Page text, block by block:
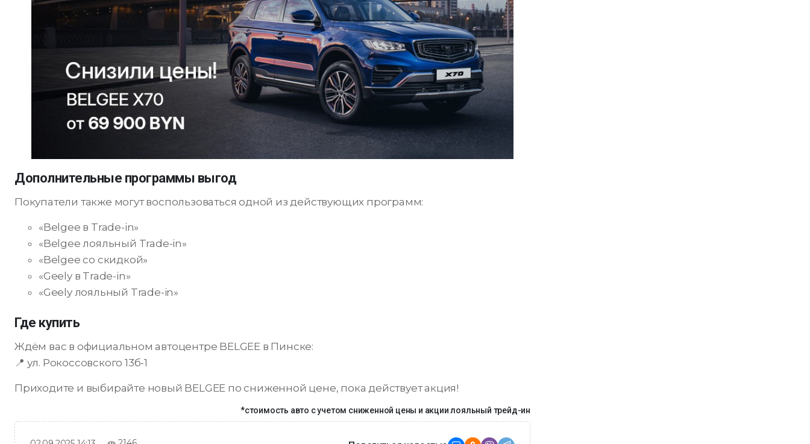
Дополнительные программы выгод
Покупатели также могут воспользоваться одной из действующих программ:
«Belgee в Trade-in»
«Belgee лояльный Trade-in»
«Belgee со скидкой»
«Geely в Trade-in»
«Geely лояльный Trade-in»
Где купить
Ждём вас в официальном автоцентре BELGEE в Пинске:
📍 ул. Рокоссовского 13б-1
Приходите и выбирайте новый BELGEE по сниженной цене, пока действует акция!
*стоимость авто с учетом сниженной цены и акции лояльный трейд-ин